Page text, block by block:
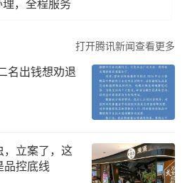
@ng
zb.c
om.c
n
，全程服务
打开腾讯新闻查看更多
名出钱想劝退
，立案了，这
品控底线